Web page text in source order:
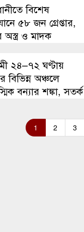
বিশেষ
৫৮ জন গ্রেপ্তার,
অস্ত্র ও মাদক
২৪–৭২ ঘণ্টায়
বিভিন্ন অঞ্চলে
বন্যার শঙ্কা, সতর্ক
1 2 3